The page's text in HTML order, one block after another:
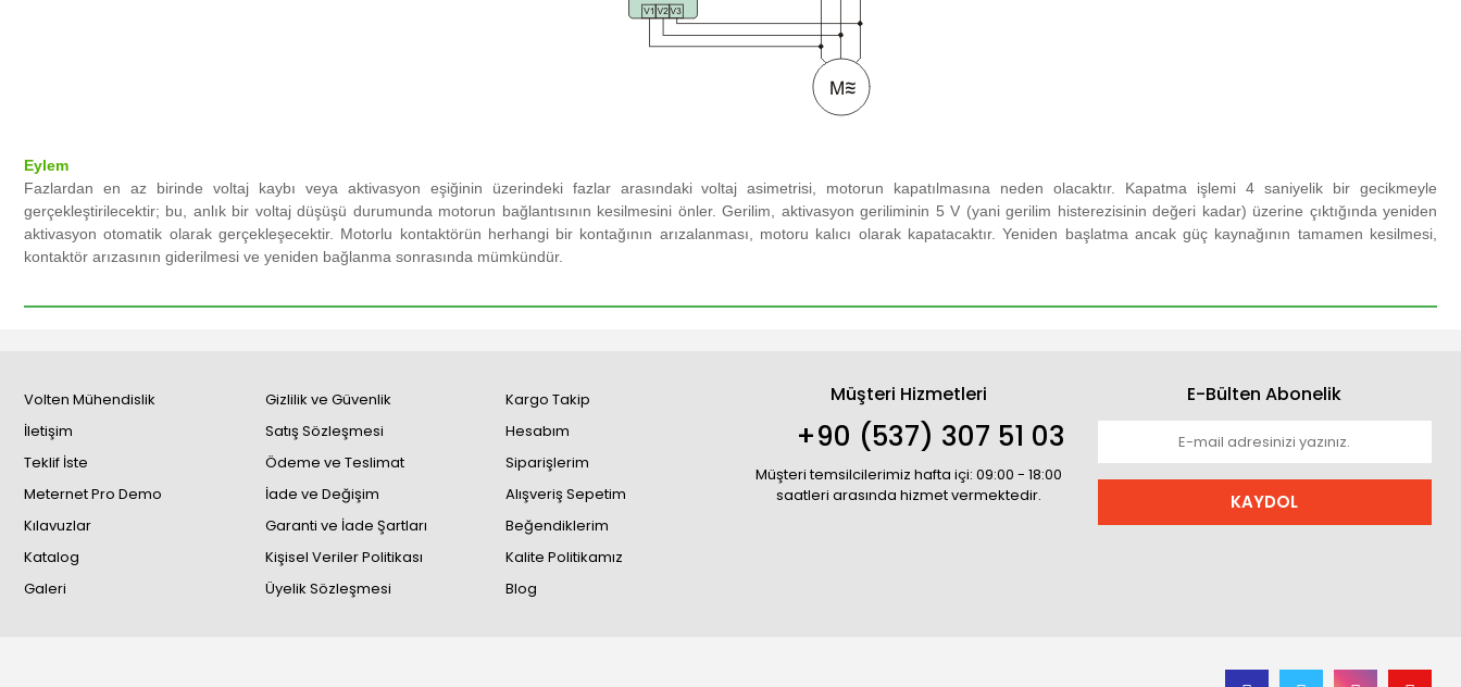
Eylem
Fazlardan en az birinde voltaj kaybı veya aktivasyon eşiğinin üzerindeki fazlar arasındaki voltaj asimetrisi, motorun kapatılmasına neden olacaktır. Kapatma işlemi 4 saniyelik bir gecikmeyle
gerçekleştirilecektir; bu, anlık bir voltaj düşüşü durumunda motorun bağlantısının kesilmesini önler.Gerilim, aktivasyon geriliminin 5 V (yani gerilim histerezisinin değeri kadar) üzerine çıktığında yeniden
aktivasyon otomatik olarak gerçekleşecektir. Motorlu kontaktörün herhangi bir kontağının arızalanması, motoru kalıcı olarak kapatacaktır.Yeniden başlatma ancak güç kaynağının tamamen kesilmesi,
kontaktör arızasının giderilmesi ve yeniden bağlanma sonrasında mümkündür.
Volten Mühendislik
İletişim
Teklif İste
Meternet Pro Demo
Kılavuzlar
Katalog
Galeri
Gizlilik ve Güvenlik
Satış Sözleşmesi
Ödeme ve Teslimat
İade ve Değişim
Garanti ve İade Şartları
Kişisel Veriler Politikası
Üyelik Sözleşmesi
Kargo Takip
Hesabım
Siparişlerim
Alışveriş Sepetim
Beğendiklerim
Kalite Politikamız
Blog
Müşteri Hizmetleri
+90 (537) 307 51 03
Müşteri temsilcilerimiz hafta içi: 09:00 - 18:00
saatleri arasında hizmet vermektedir.
E-Bülten Abonelik
KAYDOL